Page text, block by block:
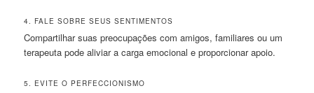
4. FALE SOBRE SEUS SENTIMENTOS
Compartilhar suas preocupações com amigos, familiares ou um
terapeuta pode aliviar a carga emocional e proporcionar apoio.
5. EVITE O PERFECCIONISMO